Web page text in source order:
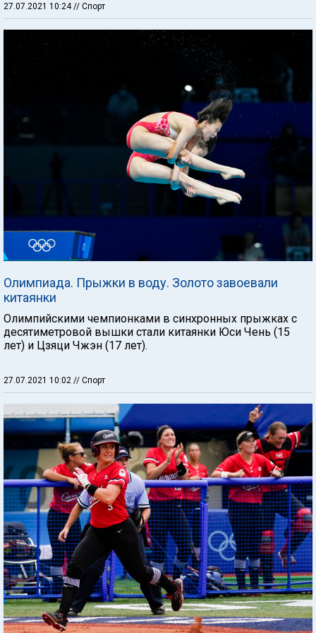
27.07.2021 10:24 // Спорт
Олимпиада. Прыжки в воду. Золото завоевали
китаянки
Олимпийскими чемпионками в синхронных прыжках с
десятиметровой вышки стали китаянки Юси Чень (15
лет) и Цзяци Чжэн (17 лет).
27.07.2021 10:02 // Спорт